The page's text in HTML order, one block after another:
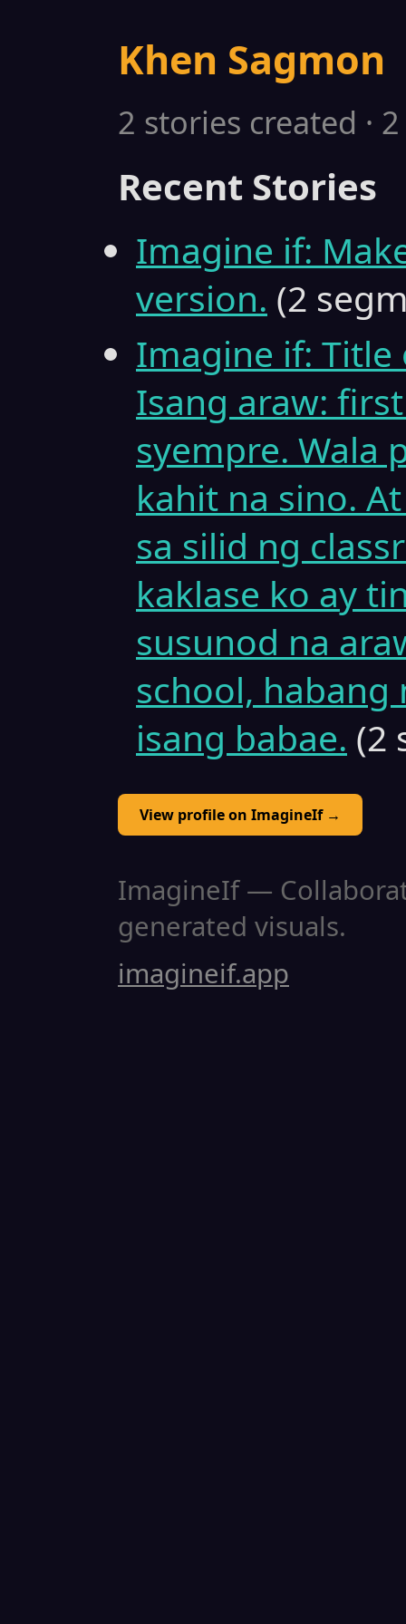
Khen Sagmon
2 stories created ·
Recent Stories
Imagine if:
version. (2
Imagine if:
Isang araw:
syempre. Wala
kahit na sino.
sa silid ng
kaklase ko ay
susunod na
school, habang
isang babae. (2
View profile on ImagineIf →
ImagineIf —
generated visuals.
imagineif.app